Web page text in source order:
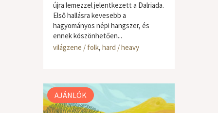
újra lemezzel jelentkezett a Dalriada.
Első hallásra kevesebb a
hagyományos népi hangszer, és
ennek köszönhetően...
világzene / folk, hard / heavy
AJÁNLÓK